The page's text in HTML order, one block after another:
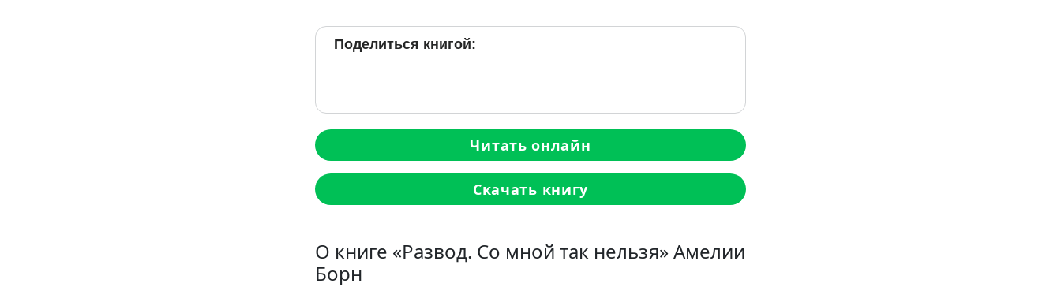
Поделиться книгой:
Читать онлайн
Скачать книгу
О книге «Развод. Со мной так нельзя» Амелии
Борн